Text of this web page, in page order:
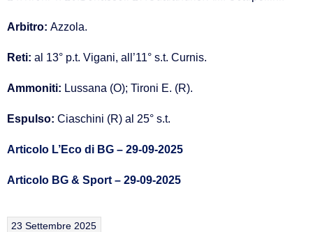
Arbitro: Azzola.
Reti: al 13° p.t. Vigani, all’11° s.t. Curnis.
Ammoniti: Lussana (O); Tironi E. (R).
Espulso: Ciaschini (R) al 25° s.t.
Articolo L’Eco di BG – 29-09-2025
Articolo BG & Sport – 29-09-2025
23 Settembre 2025